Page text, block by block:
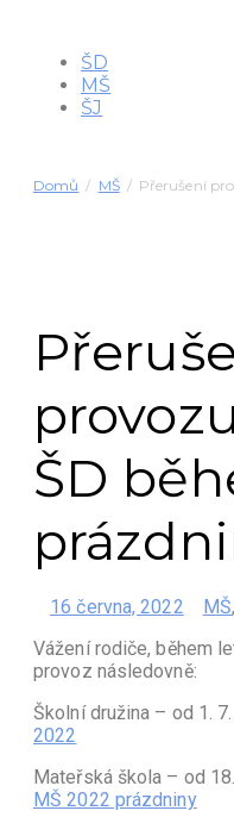
ŠD
MŠ
ŠJ
Domů MŠ Přerušení
ŠD
16 června, 2022 MŠ
Vážení rodiče, během
provoz následovně:
Školní družina – od 1.
2022
Mateřská škola – od
MŠ 2022 prázdniny